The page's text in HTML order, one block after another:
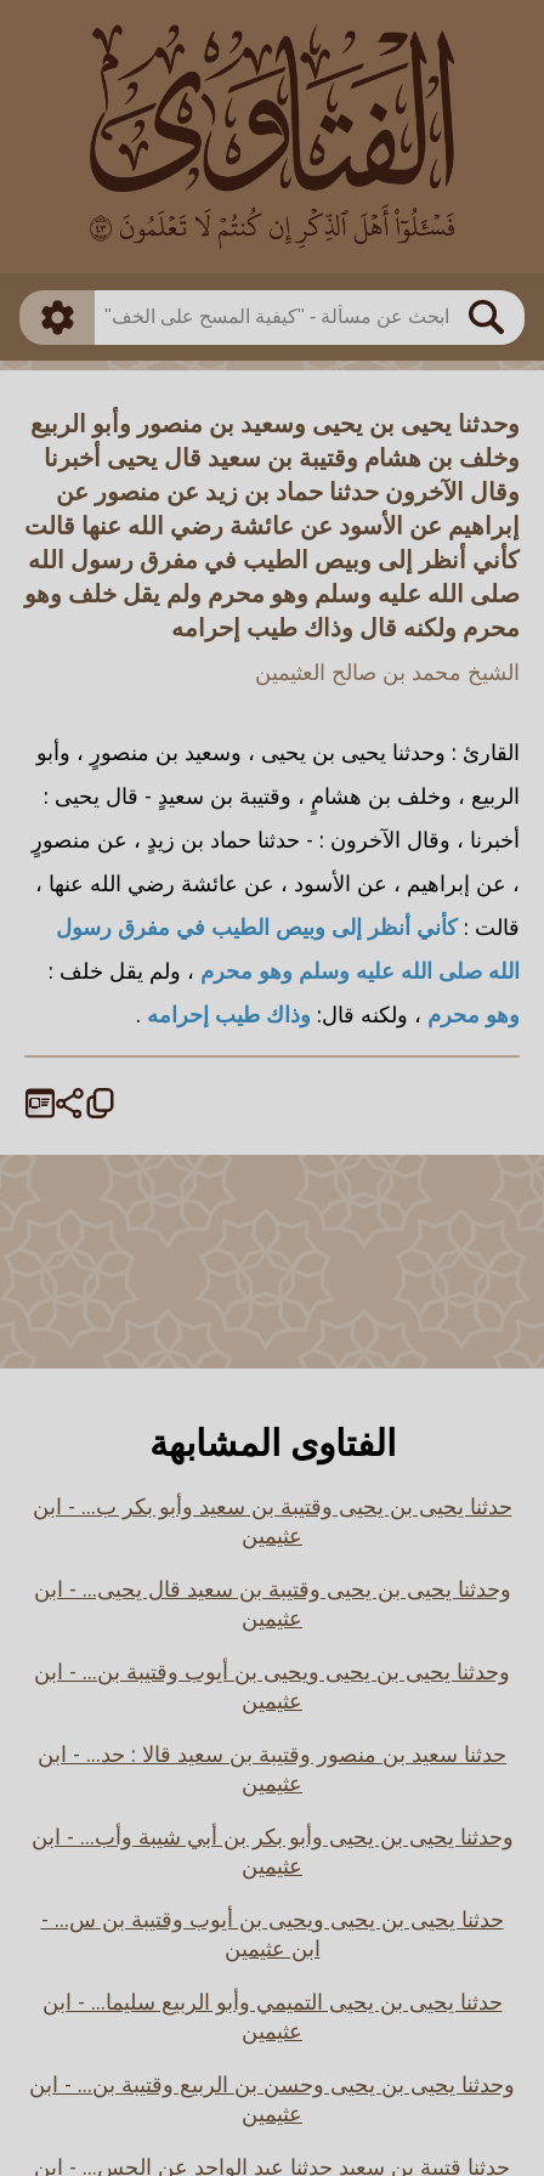
بحث
العالم
بن باز
بن العثيمين
اللجنة الدائمة
طريقة البحث
ذكي
وحدثنا يحيى بن يحيى وسعيد بن منصور وأبو الربيع
وخلف بن هشام وقتيبة بن سعيد قال يحيى أخبرنا
وقال الآخرون حدثنا حماد بن زيد عن منصور عن
إبراهيم عن الأسود عن عائشة رضي الله عنها قالت
كأني أنظر إلى وبيص الطيب في مفرق رسول الله
صلى الله عليه وسلم وهو محرم ولم يقل خلف وهو
محرم ولكنه قال وذاك طيب إحرامه
الشيخ محمد بن صالح العثيمين
القارئ : وحدثنا يحيى بن يحيى ، وسعيد بن منصورٍ ، وأبو
الربيع ، وخلف بن هشامٍ ، وقتيبة بن سعيدٍ - قال يحيى :
أخبرنا ، وقال الآخرون : - حدثنا حماد بن زيدٍ ، عن منصورٍ
، عن إبراهيم ، عن الأسود ، عن عائشة رضي الله عنها ،
قالت :كأني أنظر إلى وبيص الطيب في مفرق رسول
الله صلى الله عليه وسلم وهو محرم ، ولم يقل خلف :
وهو محرم ، ولكنه قال: وذاك طيب إحرامه .
الفتاوى المشابهة
حدثنا يحيى بن يحيى وقتيبة بن سعيد وأبو بكر ب... - ابن
عثيمين
وحدثنا يحيى بن يحيى وقتيبة بن سعيد قال يحيى... - ابن
عثيمين
وحدثنا يحيى بن يحيى ويحيى بن أيوب وقتيبة بن... - ابن
عثيمين
حدثنا سعيد بن منصور وقتيبة بن سعيد قالا : حد... - ابن
عثيمين
وحدثنا يحيى بن يحيى وأبو بكر بن أبي شيبة وأب... - ابن
عثيمين
حدثنا يحيى بن يحيى ويحيى بن أيوب وقتيبة بن س... -
ابن عثيمين
حدثنا يحيى بن يحيى التميمي وأبو الربيع سليما... - ابن
عثيمين
وحدثنا يحيى بن يحيى وحسن بن الربيع وقتيبة بن... - ابن
عثيمين
حدثنا قتيبة بن سعيد حدثنا عبد الواحد عن الحس... - ابن